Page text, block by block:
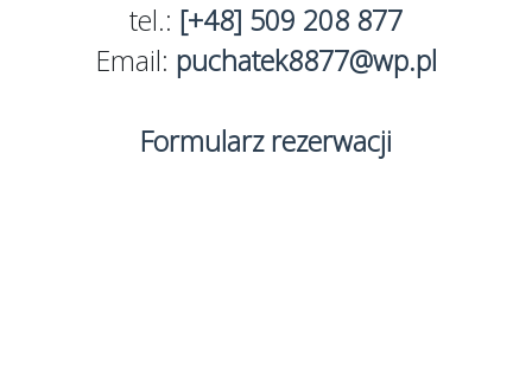
tel.: [+48] 509 208 877
Email: puchatek8877@wp.pl
Formularz rezerwacji